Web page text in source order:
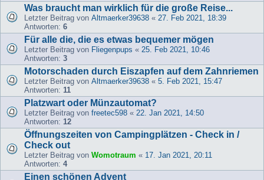
Was braucht man wirklich für die große Reise...
Letzter Beitrag von Altmaerker39638 « 27. Feb 2021, 18:39
Antworten: 6
Für alle die, die es etwas bequemer mögen
Letzter Beitrag von Fliegenpups « 25. Feb 2021, 10:46
Antworten: 3
Motorschaden durch Eiszapfen auf dem Zahnriemen
Letzter Beitrag von Altmaerker39638 « 5. Feb 2021, 15:47
Antworten: 11
Platzwart oder Münzautomat?
Letzter Beitrag von freetec598 « 22. Jan 2021, 14:50
Antworten: 12
Öffnungszeiten von Campingplätzen - Check in /
Check out
Letzter Beitrag von Womotraum « 17. Jan 2021, 20:11
Antworten: 4
Einen schönen Advent